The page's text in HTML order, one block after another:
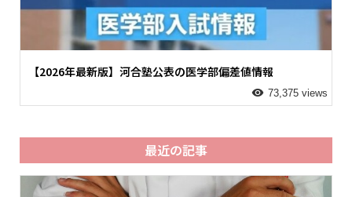
【2026年最新版】河合塾公表の医学部偏差値情報
73,375 views
最近の記事